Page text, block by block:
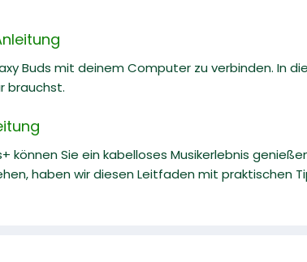
Buds mit deinem Computer zu verbinden. In
brauchst.
können Sie ein kabelloses Musikerlebnis
haben wir diesen Leitfaden mit praktischen